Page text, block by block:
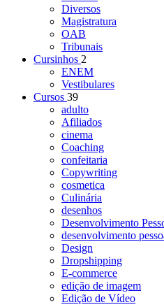
Diversos
Magistratura
OAB
Tribunais
Cursinhos 2
ENEM
Vestibulares
Cursos 39
adulto
Afiliados
cinema
Coaching
confeitaria
Copywriting
cosmetica
Culinária
desenhos
Desenvolvimento
desenvolvimento
Design
Dropshipping
E-commerce
edição de imagem
Edição de Vídeo